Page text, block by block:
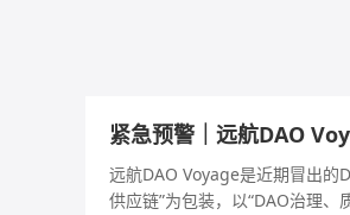
紧急预警｜远航DAO
远航DAO Voyage是近期冒出的
供应链”为包装，以“DAO治理